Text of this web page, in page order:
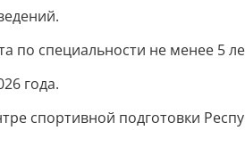
по специальности не менее 5
года.
спортивной подготовки